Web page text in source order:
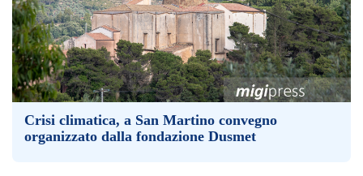
Crisi climatica, a San Martino convegno
organizzato dalla fondazione Dusmet